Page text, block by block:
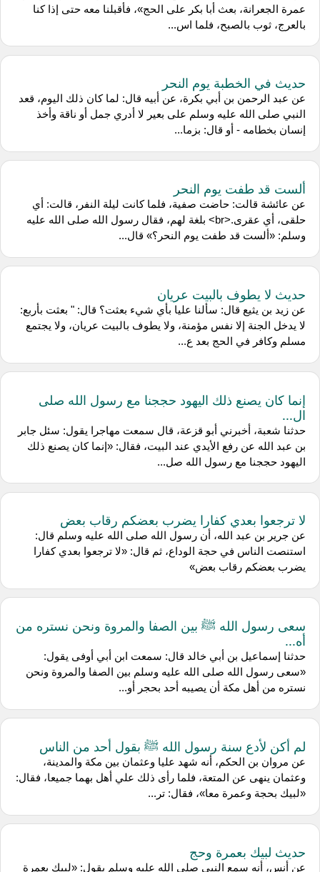
عمرة الجعرانة، بعث أبا بكر على الحج»، فأقبلنا معه حتى إذا كنا
بالعرج، ثوب بالصبح، فلما اس...
حديث في الخطبة يوم النحر
عن عبد الرحمن بن أبي بكرة، عن أبيه قال: لما كان ذلك اليوم، قعد
النبي صلى الله عليه وسلم على بعير لا أدري جمل أو ناقة وأخذ
إنسان بخطامه - أو قال: بزما...
ألست قد طفت يوم النحر
عن عائشة قالت: حاضت صفية، فلما كانت ليلة النفر، قالت: أي
حلقى، أي عقرى.<br> بلغة لهم، فقال رسول الله صلى الله عليه
وسلم: «ألست قد طفت يوم النحر؟» قال...
حديث لا يطوف بالبيت عريان
عن زيد بن يثيع قال: سألنا عليا بأي شيء بعثت؟ قال: " بعثت بأربع:
لا يدخل الجنة إلا نفس مؤمنة، ولا يطوف بالبيت عريان، ولا يجتمع
مسلم وكافر في الحج بعد ع...
إنما كان يصنع ذلك اليهود حججنا مع رسول الله صلى
ال...
حدثنا شعبة، أخبرني أبو قزعة، قال سمعت مهاجرا يقول: سئل جابر
بن عبد الله عن رفع الأيدي عند البيت، فقال: «إنما كان يصنع ذلك
اليهود حججنا مع رسول الله صل...
لا ترجعوا بعدي كفارا يضرب بعضكم رقاب بعض
عن جرير بن عبد الله، أن رسول الله صلى الله عليه وسلم قال:
استنصت الناس في حجة الوداع، ثم قال: «لا ترجعوا بعدي كفارا
يضرب بعضكم رقاب بعض»
سعى رسول الله ﷺ بين الصفا والمروة ونحن نستره من
أه...
حدثنا إسماعيل بن أبي خالد قال: سمعت ابن أبي أوفى يقول:
«سعى رسول الله صلى الله عليه وسلم بين الصفا والمروة ونحن
نستره من أهل مكة أن يصيبه أحد بحجر أو...
لم أكن لأدع سنة رسول الله ﷺ بقول أحد من الناس
عن مروان بن الحكم، أنه شهد عليا وعثمان بين مكة والمدينة،
وعثمان ينهى عن المتعة، فلما رأى ذلك علي أهل بهما جميعا، فقال:
«لبيك بحجة وعمرة معا»، فقال: تر...
حديث لبيك بعمرة وحج
عن أنس، أنه سمع النبي صلى الله عليه وسلم يقول: «لبيك بعمرة